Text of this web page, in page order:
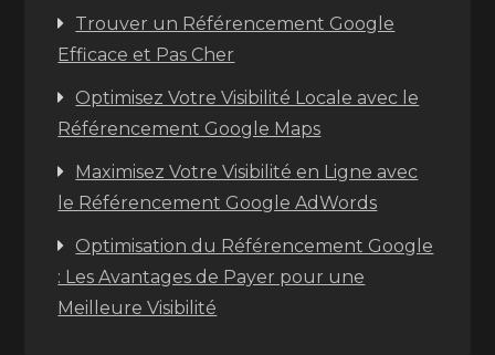
Trouver un Référencement Google
Efficace et Pas Cher
Optimisez Votre Visibilité Locale avec le
Référencement Google Maps
Maximisez Votre Visibilité en Ligne avec
le Référencement Google AdWords
Optimisation du Référencement Google
: Les Avantages de Payer pour une
Meilleure Visibilité